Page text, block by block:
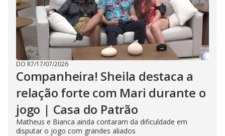
DO R7/17/07/2026
Companheira! Sheila destaca a
relação forte com Mari durante o
jogo | Casa do Patrão
Matheus e Bianca ainda contaram da dificuldade em
disputar o jogo com grandes aliados